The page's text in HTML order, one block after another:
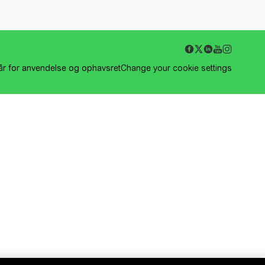
for anvendelse og ophavsretChange your cookie settings